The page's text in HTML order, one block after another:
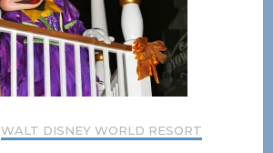
WALT DISNEY WORLD RESORT